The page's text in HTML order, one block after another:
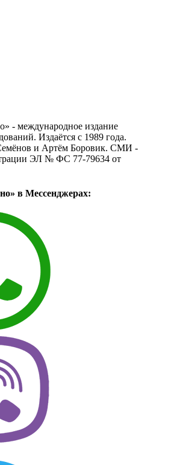
- международное издание
Издаётся с 1989 года.
и Артём Боровик. CМИ -
ЭЛ № ФС 77-79634 от
в Мессенджерах: